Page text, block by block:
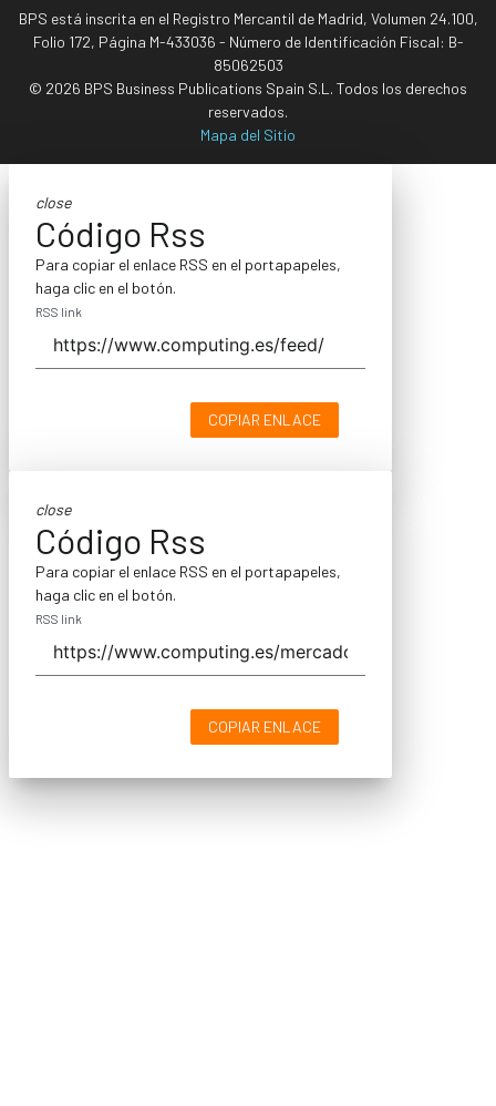
BPS está inscrita en el Registro Mercantil de Madrid, Volumen 24.100,
Folio 172, Página M-433036 - Número de Identificación Fiscal: B-
85062503
© 2026 BPS Business Publications Spain S.L. Todos los derechos
reservados.
Mapa del Sitio
close
Código Rss
Para copiar el enlace RSS en el portapapeles,
haga clic en el botón.
RSS link
COPIAR ENLACE
close
Código Rss
Para copiar el enlace RSS en el portapapeles,
haga clic en el botón.
RSS link
COPIAR ENLACE